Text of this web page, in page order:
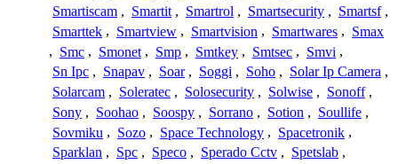
Smartiscam , Smartit , Smartrol , Smartsecurity , Smartsf ,
Smarttek , Smartview , Smartvision , Smartwares , Smax
, Smc , Smonet , Smp , Smtkey , Smtsec , Smvi ,
Sn Ipc , Snapav , Soar , Soggi , Soho , Solar Ip Camera ,
Solarcam , Soleratec , Solosecurity , Solwise , Sonoff ,
Sony , Soohao , Soospy , Sorrano , Sotion , Soullife ,
Sovmiku , Sozo , Space Technology , Spacetronik ,
Sparklan , Spc , Speco , Sperado Cctv , Spetslab ,